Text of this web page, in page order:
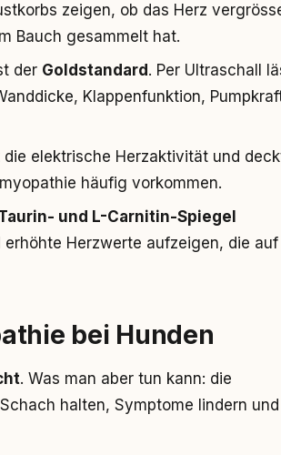
zeigen, ob das Herz
Bauch gesammelt hat.
der Goldstandard . Per Ultraschall
Klappenfunktion,
die elektrische Herzaktivität und
häufig vorkommen.
und L-Carnitin-Spiegel
Herzwerte aufzeigen, die auf
bei Hunden
. Was man aber tun kann: die
halten, Symptome lindern und